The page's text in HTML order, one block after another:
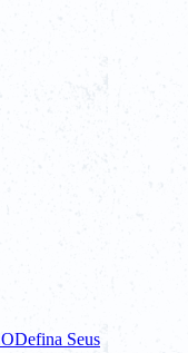
Defina Seus